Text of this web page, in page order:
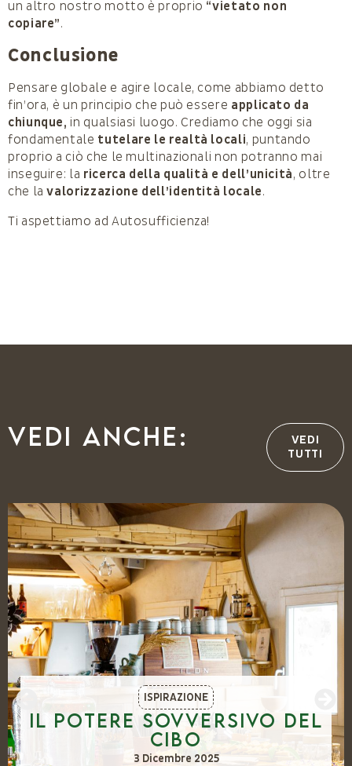
un altro nostro motto è proprio “vietato non
copiare”.
Conclusione
Pensare globale e agire locale, come abbiamo detto
fin’ora, è un principio che può essere applicato da
chiunque, in qualsiasi luogo. Crediamo che oggi sia
fondamentale tutelare le realtà locali, puntando
proprio a ciò che le multinazionali non potranno mai
inseguire: la ricerca della qualità e dell’unicità, oltre
che lavalorizzazione dell’identità locale.
Ti aspettiamo ad Autosufficienza!
Vedi anche:
VEDI
TUTTI
ISPIRAZIONE
Il potere sovversivo del
cibo
3 Dicembre 2025